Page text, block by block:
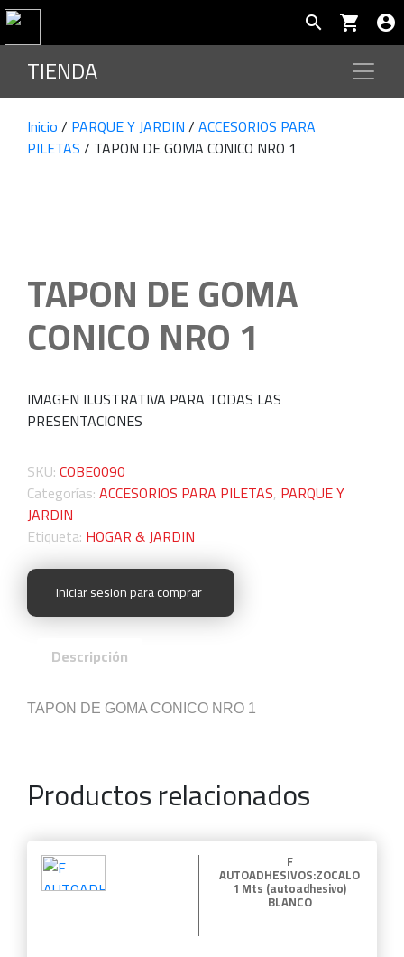
search shopping_cart account_circle
TIENDA
Inicio/ PARQUE Y JARDIN/ACCESORIOS PARA
PILETAS/ TAPON DE GOMA CONICO NRO 1
TAPON DE GOMA
CONICO NRO 1
IMAGEN ILUSTRATIVA PARA TODAS LAS
PRESENTACIONES
SKU:COBE0090
Categorías:ACCESORIOS PARA PILETAS, PARQUE Y
JARDIN
Etiqueta: HOGAR & JARDIN
Iniciar sesion para comprar
Descripción
TAPON DE GOMA CONICO NRO 1
Productos relacionados
F
AUTOADHESIVOS:ZOCALO
1 Mts (autoadhesivo)
BLANCO